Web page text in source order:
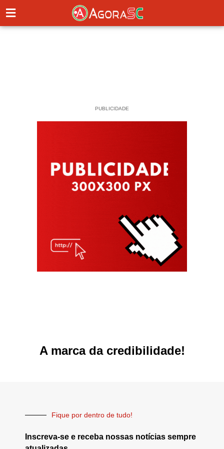
PUBLICIDADE
A marca da credibilidade!
Fique por dentro de tudo!
Inscreva-se e receba nossas notícias sempre